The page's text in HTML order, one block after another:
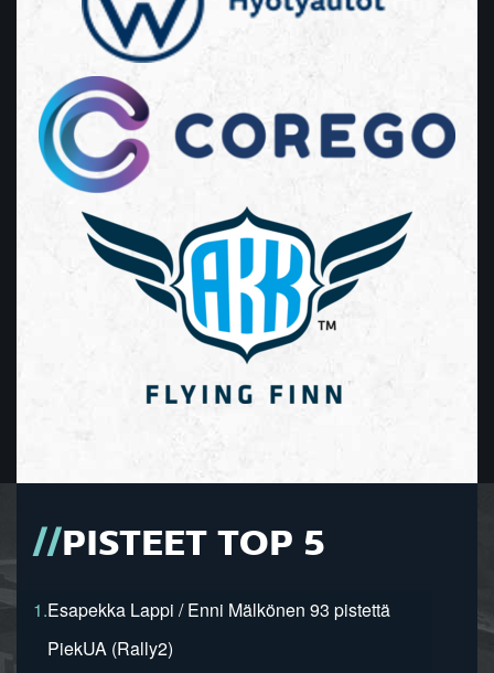
PISTEET TOP 5
1.Esapekka Lappi / Enni Mälkönen 93 pistettä
PiekUA (Rally2)